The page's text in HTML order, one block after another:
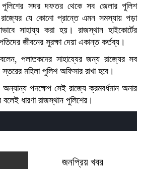
সদর দফতর থেকে সব জেলার পুলিশ
যে কোনো প্রান্তে এমন সমস্যায় পড়া
সাহায্য করা হয়। রাজস্থান হাইকোর্টের
জীবনের সুরক্ষা দেয়া একান্ত কর্তব্য।
পলাতকদের সাহায্যের জন্য রাজ্যের সব
মহিলা পুলিশ অফিসার রাখা হবে।
পদক্ষেপ সেই রাজ্যে ক্রমবর্ধমান অনার
ধারণা রাজস্থান পুলিশের।
জনপ্রিয় খবর